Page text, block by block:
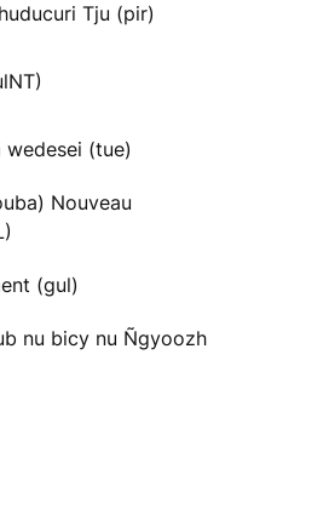
Tju (pir)
(tue)
Nouveau
(gul)
nu bicy nu Ñgyoozh